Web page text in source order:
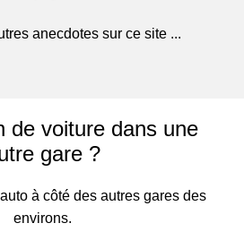
anecdotes sur ce site ...
de voiture dans une
gare ?
à côté des autres gares des
environs.